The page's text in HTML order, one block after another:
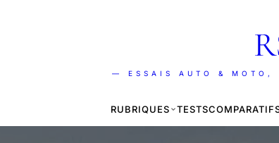
— ESSAIS AUTO & MOTO,
RUBRIQUES TESTS